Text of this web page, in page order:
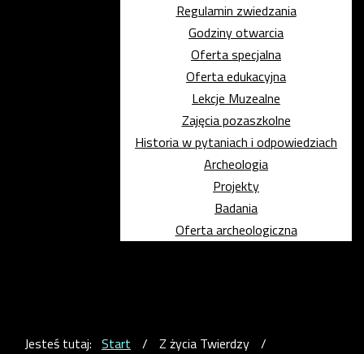
Regulamin zwiedzania
Godziny otwarcia
Oferta specjalna
Oferta edukacyjna
Lekcje Muzealne
Zajęcia pozaszkolne
Historia w pytaniach i odpowiedziach
Archeologia
Projekty
Badania
Oferta archeologiczna
Jesteś tutaj: Start / Z życia Twierdzy /